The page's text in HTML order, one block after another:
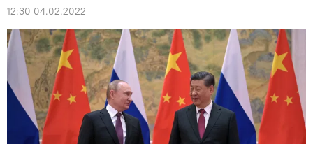
12:30 04.02.2022